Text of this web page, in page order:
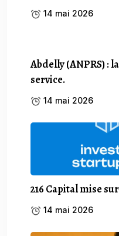
14 mai 2026
Abdelly (ANPRS) :
service.
14 mai 2026
216 Capital mise
14 mai 2026